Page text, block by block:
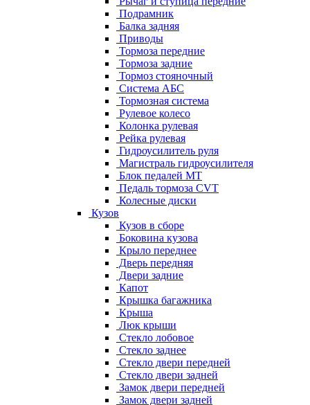
Подрамник
Балка задняя
Приводы
Тормоза передние
Тормоза задние
Тормоз стояночный
Система АБС
Тормозная система
Рулевое колесо
Колонка рулевая
Рейка рулевая
Гидроусилитель руля
Магистраль гидроусилителя
Блок педалей МТ
Педаль тормоза CVT
Колесные диски
Кузов
Кузов в сборе
Боковина кузова
Крыло переднее
Дверь передняя
Двери задние
Капот
Крышка багажника
Крыша
Люк крыши
Стекло лобовое
Стекло заднее
Стекло двери передней
Стекло двери задней
Замок двери передней
Замок двери задней